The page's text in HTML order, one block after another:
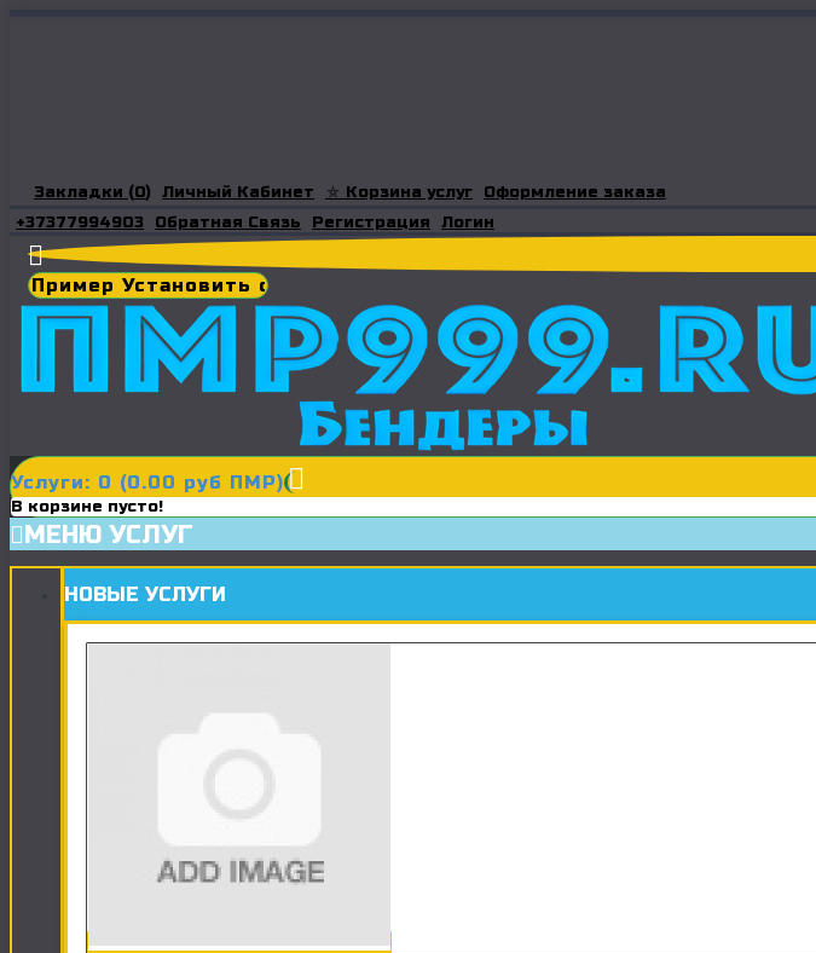
Закладки (0) Личный Кабинет ⛤ Корзина услуг
Оформление заказа
+37377994903
Обратная Связь Регистрация Логин
Услуги: 0 (0.00 руб ПМР)
В корзине пусто!
МЕНЮ УСЛУГ
НОВЫЕ УСЛУГИ